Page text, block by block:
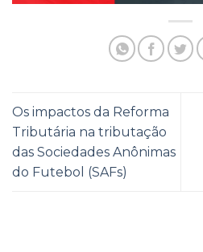
Os impactos da Reforma
Tributária na tributação
das Sociedades Anônimas
do Futebol (SAFs)